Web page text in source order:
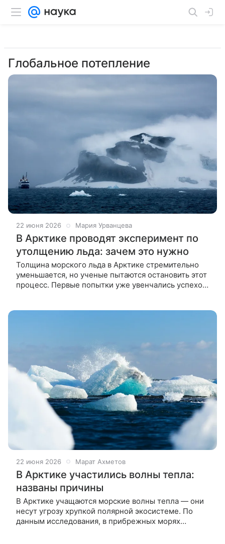
Глобальное потепление
22 июня 2026 Мария Урванцева
В Арктике проводят эксперимент по
утолщению льда: зачем это нужно
Толщина морского льда в Арктике стремительно
уменьшается, но ученые пытаются остановить этот
процесс. Первые попытки уже увенчались успехом.
22 июня 2026 Марат Ахметов
В Арктике участились волны тепла:
названы причины
В Арктике учащаются морские волны тепла — они
несут угрозу хрупкой полярной экосистеме. По
данным исследования, в прибрежных морях